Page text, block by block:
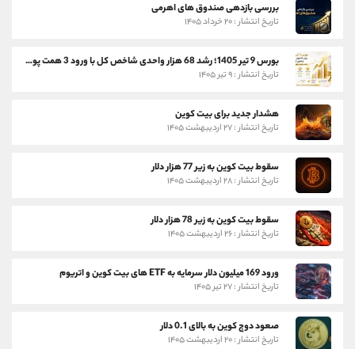
بررسی بازدهی صندوق های اهرمی
تاریخ انتشار : ۲۰ خرداد ۱۴۰۵
بورس 9 تیر 1405؛ رشد 68 هزار واحدی شاخص کل با ورود 3 همت پول حقیقی
تاریخ انتشار : ۹ تیر ۱۴۰۵
هشدار جدید برای بیت کوین
تاریخ انتشار : ۲۷ اردیبهشت ۱۴۰۵
سقوط بیت کوین به زیر 77 هزار دلار
تاریخ انتشار : ۲۸ اردیبهشت ۱۴۰۵
سقوط بیت کوین به زیر 78 هزار دلار
تاریخ انتشار : ۲۶ اردیبهشت ۱۴۰۵
ورود 169 میلیون دلار سرمایه به ETF های بیت کوین و اتریوم
تاریخ انتشار : ۲۷ تیر ۱۴۰۵
صعود دوج کوین به بالای 0.1 دلار
تاریخ انتشار : ۲۰ اردیبهشت ۱۴۰۵